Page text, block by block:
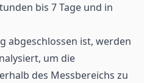
bis 7 Tage und in
abgeschlossen ist, werden
um die
des Messbereichs zu